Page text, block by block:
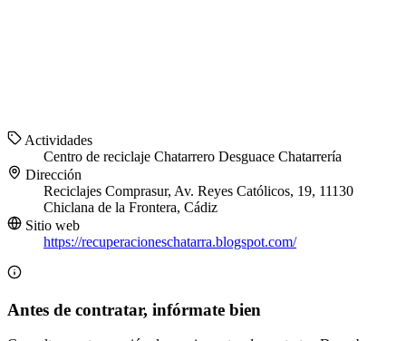
Actividades
Centro de reciclaje Chatarrero Desguace Chatarrería
Dirección
Reciclajes Comprasur, Av. Reyes Católicos, 19, 11130
Chiclana de la Frontera, Cádiz
Sitio web
https://recuperacioneschatarra.blogspot.com/
Antes de contratar, infórmate bien